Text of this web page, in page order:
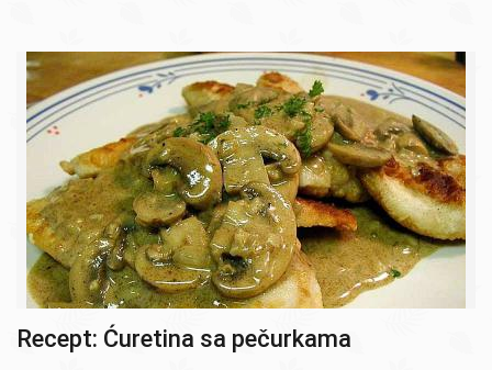
Recept: Ćuretina sa pečurkama